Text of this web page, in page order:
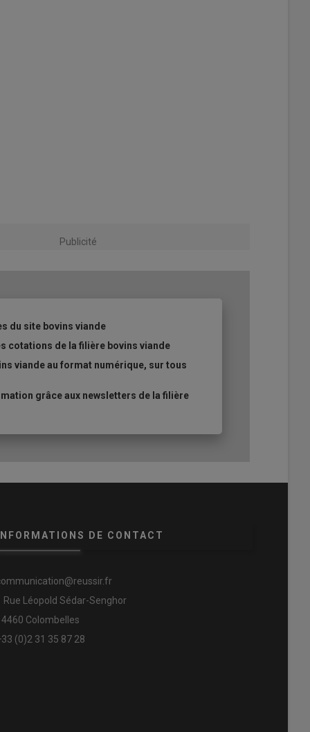
Publicité
du site bovins viande
cotations de la filière bovins viande
viande au format numérique, sur tous
grâce aux newsletters de la filière
INFORMATIONS DE CONTACT
Rue Léopold Sédar-Senghor
Colombelles
(0)2 31 35 87 28